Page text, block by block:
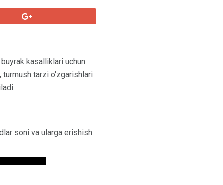
kasalliklari uchun
turmush tarzi o'zgarishlari
soni va ularga erishish